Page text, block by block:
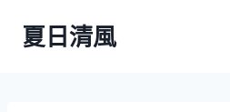
夏日清風